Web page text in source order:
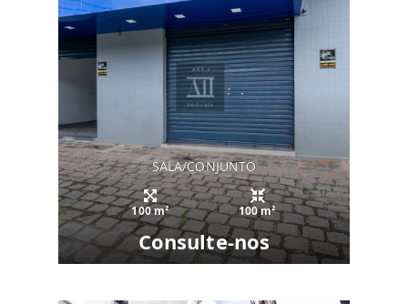
SALA/CONJUNTO
100 m² 100 m²
Consulte-nos